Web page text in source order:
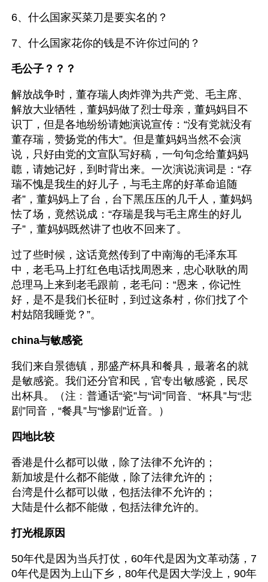
6、什么国家买菜刀是要实名的？
7、什么国家花你的钱是不许你过问的？
毛公子？？？
解放战争时，董存瑞人肉炸弹为共产党、毛主席、
解放大业牺牲，董妈妈做了烈士母亲，董妈妈目不
识丁，但是各地纷纷请她演说宣传：“没有党就没有
董存瑞，赞扬党的伟大”。但是董妈妈当然不会演
说，只好由党的文宣队写好稿，一句句念给董妈妈
聼，请她记好，到时背出来。一次演说演词是：“存
瑞不愧是我生的好儿子，与毛主席的好革命追随
者”，董妈妈上了台，台下黑压压的几千人，董妈妈
怯了场，竟然说成：“存瑞是我与毛主席生的好儿
子”，董妈妈既然讲了也收不回来了。
过了些时候，这话竟然传到了中南海的毛泽东耳
中，老毛马上打红色电话找周恩来，忠心耿耿的周
总理马上来到老毛跟前，老毛问：“恩来，你记性
好，是不是我们长征时，到过这条村，你们找了个
村姑陪我睡觉？”。
china与敏感瓷
我们来自景德镇，那盛产杯具和餐具，最著名的就
是敏感瓷。我们还分官和民，官专出敏感瓷，民尽
出杯具。（注﹕普通话“瓷”与“词”同音、“杯具”与“悲
剧”同音，“餐具”与“惨剧”近音。）
四地比较
香港是什么都可以做，除了法律不允许的；
新加坡是什么都不能做，除了法律允许的；
台湾是什么都可以做，包括法律不允许的；
大陆是什么都不能做，包括法律允许的。
打光棍原因
50年代是因为当兵打仗，60年代是因为文革动荡，7
0年代是因为上山下乡，80年代是因大学没上，90年